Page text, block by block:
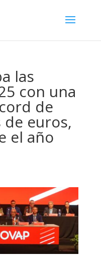
las
con una
de
de euros,
el año